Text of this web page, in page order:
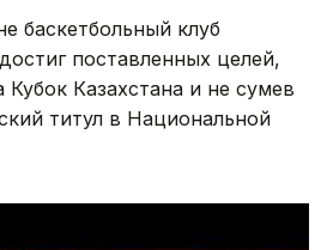
баскетбольный клуб
поставленных целей,
Кубок Казахстана и не сумев
титул в Национальной